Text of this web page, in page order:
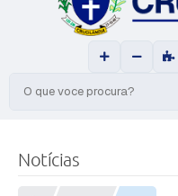
O que voce procura?
Notícias